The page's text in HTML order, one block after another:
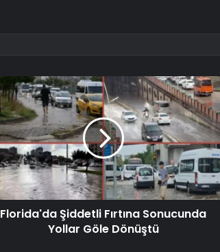
Florida'da Şiddetli Fırtına Sonucunda
Yollar Göle Dönüştü